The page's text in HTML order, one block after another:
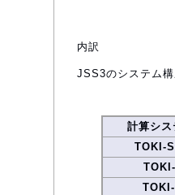
内訳
JSS3のシステム構
計算シス
TOKI-